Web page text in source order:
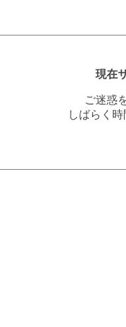
現在
ご迷惑
しばらく